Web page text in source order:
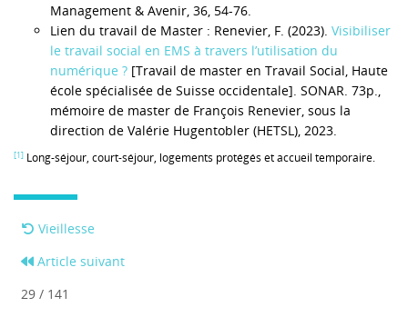
Management & Avenir, 36, 54-76.
Lien du travail de Master : Renevier, F. (2023). Visibiliser
le travail social en EMS à travers l’utilisation du
numérique ? [Travail de master en Travail Social, Haute
école spécialisée de Suisse occidentale]. SONAR. 73p.,
mémoire de master de François Renevier, sous la
direction de Valérie Hugentobler (HETSL), 2023.
[1] Long-séjour, court-séjour, logements protégés et accueil temporaire.
Vieillesse
Article suivant
29 / 141